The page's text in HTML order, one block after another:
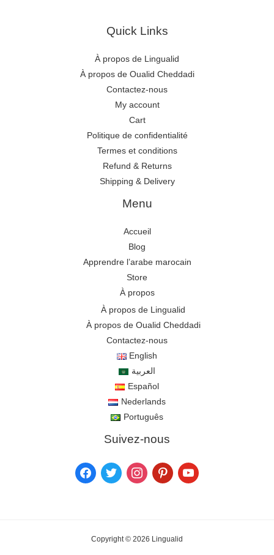
Quick Links
À propos de Lingualid
À propos de Oualid Cheddadi
Contactez-nous
My account
Cart
Politique de confidentialité
Termes et conditions
Refund & Returns
Shipping & Delivery
Menu
Accueil
Blog
Apprendre l’arabe marocain
Store
À propos
À propos de Lingualid
À propos de Oualid Cheddadi
Contactez-nous
English
العربية
Español
Nederlands
Português
Suivez-nous
Copyright © 2026 Lingualid